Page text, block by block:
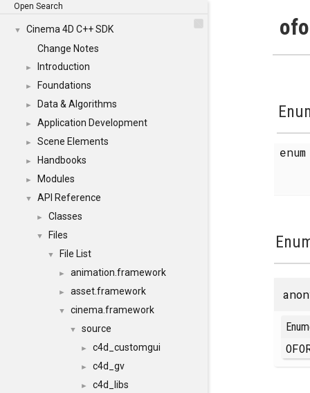
Open Search
▼
Cinema 4D C++ SDK
Change Notes
► Introduction
► Foundations
► Data & Algorithms
► Application Development
► Scene Elements
► Handbooks
► Modules
▼ API Reference
► Classes
▼ Files
▼ File List
► animation.framework
► asset.framework
▼ cinema.framework
▼ source
► c4d_customgui
► c4d_gv
► c4d_libs